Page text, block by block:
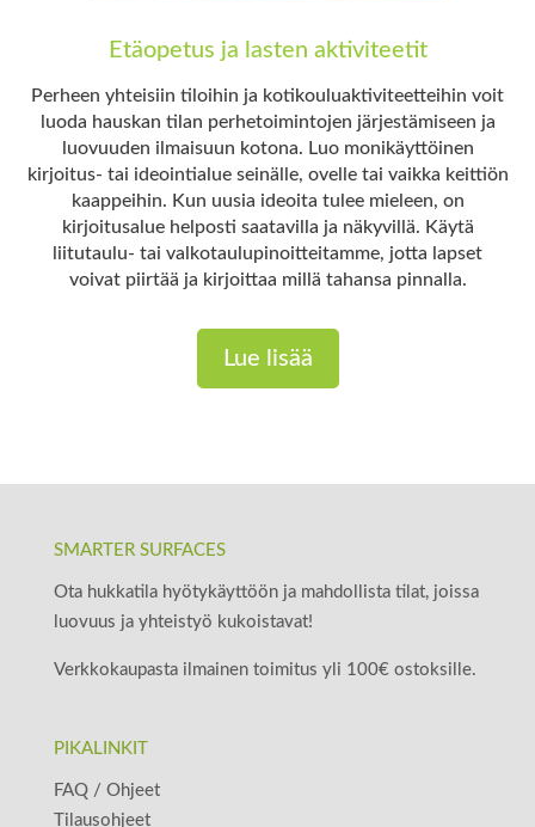
Etäopetus ja lasten aktiviteetit
Perheen yhteisiin tiloihin ja kotikouluaktiviteetteihin voit
luoda hauskan tilan perhetoimintojen järjestämiseen ja
luovuuden ilmaisuun kotona. Luo monikäyttöinen
kirjoitus- tai ideointialue seinälle, ovelle tai vaikka keittiön
kaappeihin. Kun uusia ideoita tulee mieleen, on
kirjoitusalue helposti saatavilla ja näkyvillä. Käytä
liitutaulu- tai valkotaulupinoitteitamme, jotta lapset
voivat piirtää ja kirjoittaa millä tahansa pinnalla.
Lue lisää
SMARTER SURFACES
Ota hukkatila hyötykäyttöön ja mahdollista tilat, joissa
luovuus ja yhteistyö kukoistavat!
Verkkokaupasta ilmainen toimitus yli 100€ ostoksille.
PIKALINKIT
FAQ / Ohjeet
Tilausohjeet